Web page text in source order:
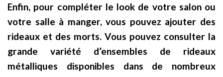
Enfin, pour compléter le look de votre salon ou
votre salle à manger, vous pouvez ajouter des
rideaux et des morts. Vous pouvez consulter la
grande variété d’ensembles de rideaux
métalliques disponibles dans de nombreux